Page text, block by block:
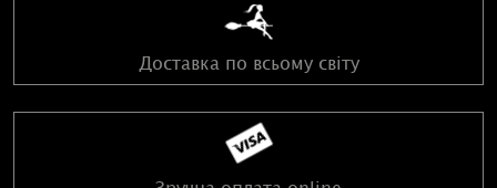
Доставка по всьому світу